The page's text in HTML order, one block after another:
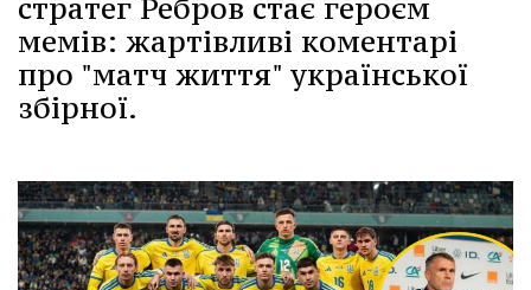
стратег Ребров стає героєм
мемів: жартівливі коментарі
про "матч життя" української
збірної.